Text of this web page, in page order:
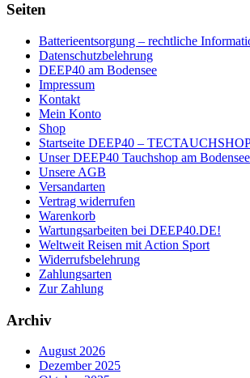
Seiten
Batterieentsorgung – rechtliche
Datenschutzbelehrung
DEEP40 am Bodensee
Impressum
Kontakt
Mein Konto
Shop
Startseite DEEP40 –
Unser DEEP40 Tauchshop am Bodensee
Unsere AGB
Versandarten
Vertrag widerrufen
Warenkorb
Wartungsarbeiten bei DEEP40.DE!
Weltweit Reisen mit Action Sport
Widerrufsbelehrung
Zahlungsarten
Zur Zahlung
Archiv
August 2026
Dezember 2025